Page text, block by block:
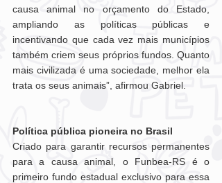
causa animal no orçamento do Estado,
ampliando as políticas públicas e
incentivando que cada vez mais municípios
também criem seus próprios fundos. Quanto
mais civilizada é uma sociedade, melhor ela
trata os seus animais”, afirmou Gabriel.
Política pública pioneira no Brasil
Criado para garantir recursos permanentes
para a causa animal, o Funbea-RS é o
primeiro fundo estadual exclusivo para essa